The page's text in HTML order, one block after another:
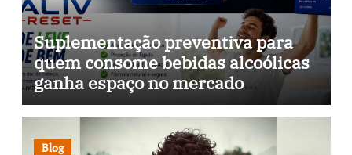
Suplementação preventiva para
quem consome bebidas alcoólicas
ganha espaço no mercado
brasileiro
Blog